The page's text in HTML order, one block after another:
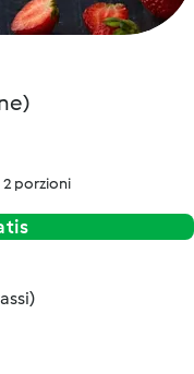
2 porzioni